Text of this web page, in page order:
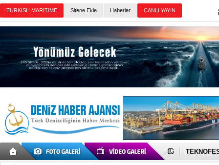
TURKISH MARITIME Sitene Ekle Haberler CANLI YAYIN
TAYK -
Tersane